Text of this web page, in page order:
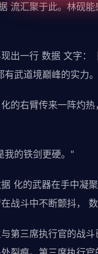
流汇聚于此。林砚
出一行 数据 文字
武道境巅峰的实力。
的右臂传来一阵灼
我的铁剑更硬。"
化的武器在手中凝
战斗中不断颤抖，
第三席执行官的战